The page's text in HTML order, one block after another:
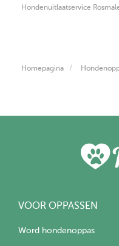
Hondenuitlaatservice
Homepagina
VOOR OPPASSEN
Word hondenoppas